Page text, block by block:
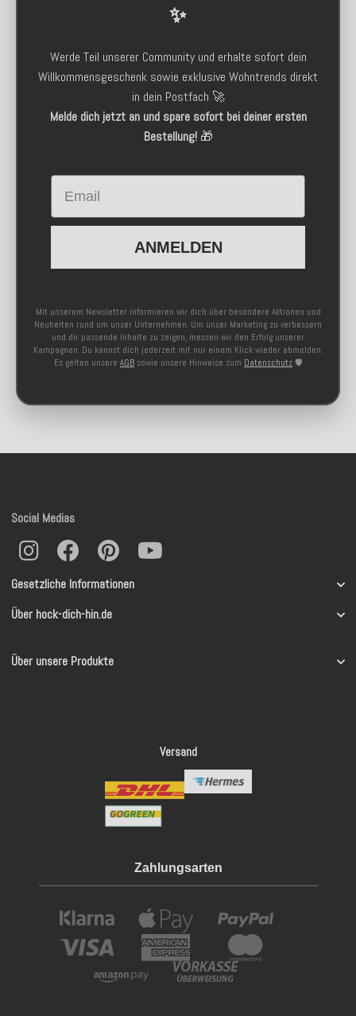
✨
Werde Teil unserer Community und erhalte sofort dein
Willkommensgeschenk sowie exklusive Wohntrends direkt
in dein Postfach 🚀
Melde dich jetzt an und spare sofort bei deiner ersten
Bestellung!🎁
Email
ANMELDEN
Mit unserem Newsletter informieren wir dich über besondere Aktionen und
Neuheiten rund um unser Unternehmen. Um unser Marketing zu verbessern
und dir passende Inhalte zu zeigen, messen wir den Erfolg unserer
Kampagnen. Du kannst dich jederzeit mit nur einem Klick wieder abmelden.
Es gelten unsere AGB sowie unsere Hinweise zum Datenschutz 🛡️
Gesetzliche Informationen
Über hock-dich-hin.de
Über unsere Produkte
Social Medias
Versand
Zahlungsarten